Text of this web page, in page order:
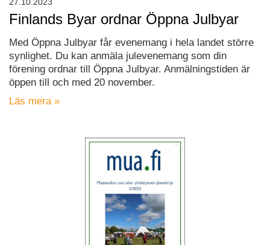
Finlands Byar ordnar Öppna Julbyar
Med Öppna Julbyar får evenemang i hela landet större
synlighet. Du kan anmäla julevenemang som din
förening ordnar till Öppna Julbyar. Anmälningstiden är
öppen till och med 20 november.
Läs mera »
27.10.2023